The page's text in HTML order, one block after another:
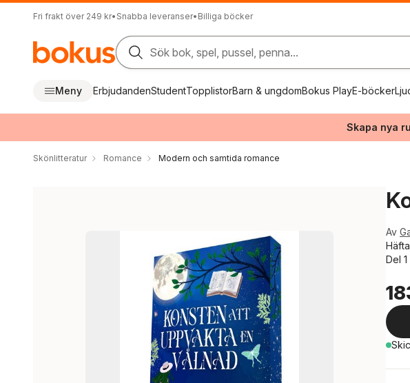
Fri frakt över 249 kr• Snabba leveranser• Billiga böcker
Sök bok, spel, pussel, penna...
Meny ErbjudandenStudentTopplistorBarn & ungdomBokus PlayE-böcker
Skapa nya
Skönlitteratur Romance Modern och samtida romance
Av
Del